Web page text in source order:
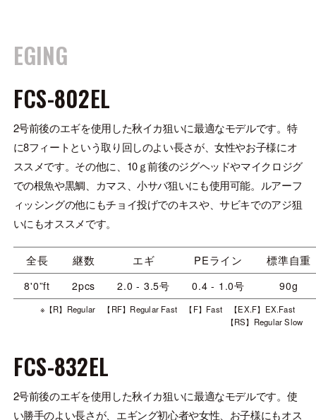
EGING
FCS-802EL
2号前後のエギを使用した秋イカ狙いに最適なモデルです。特
に8フィートという取り回しのよい長さが、女性やお子様にオ
ススメです。その他に、10ｇ前後のジグヘッドやマイクロジグ
での根魚や黒鯛、カマス、小サバ狙いにも使用可能。ルアーフ
ィッシングの他にもチョイ投げでのキスや、サビキでのアジ狙
いにもオススメです。
全長 継数 エギ PEライン 標準自重
8'0”ft 2pcs 2.0 - 3.5号 0.4 - 1.0号 90g
※【R】Regular 【RF】Regular Fast 【F】Fast 【EX.F】EX.Fast
【RS】Regular Slow
FCS-832EL
2号前後のエギを使用した秋イカ狙いに最適なモデルです。使
い勝手のよい長さが、エギング初心者や女性、お子様にもオス